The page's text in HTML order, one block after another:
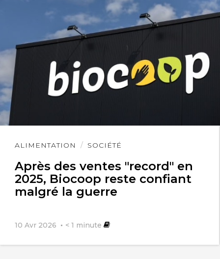
ALIMENTATION SOCIÉTÉ
Après des ventes "record" en
2025, Biocoop reste confiant
malgré la guerre
10 Avr 2026 < 1 minute
Lire